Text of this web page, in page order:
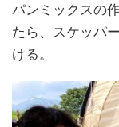
パンミックスの
たら、スケッパ
ける。